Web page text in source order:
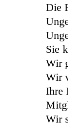
Die
Sie
Wir
Wir
Ihre
Wir